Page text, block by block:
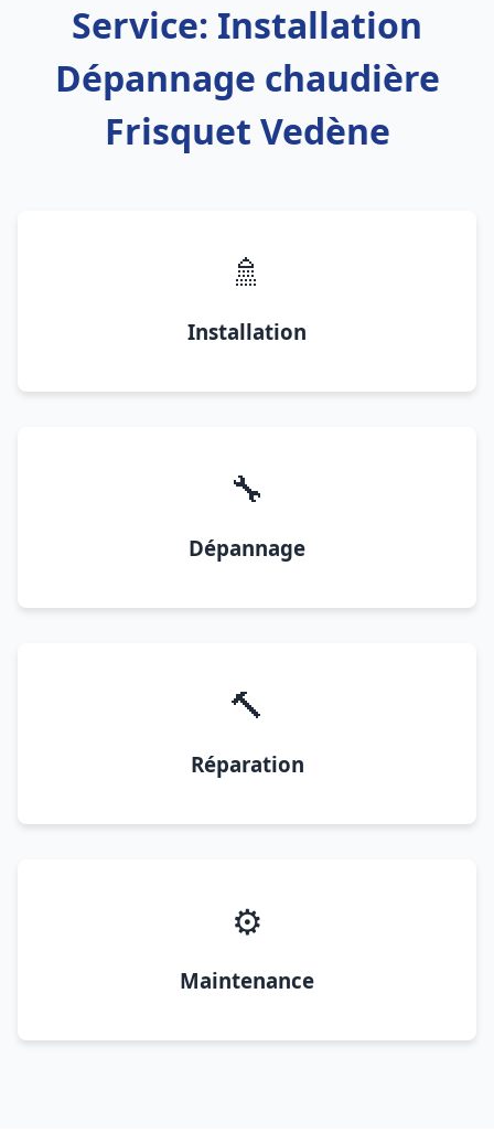
Service: Installation
Dépannage chaudière
Frisquet Vedène
🚿
Installation
🔧
Dépannage
🔨
Réparation
⚙️
Maintenance